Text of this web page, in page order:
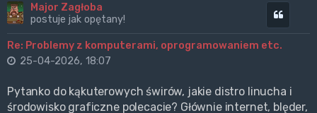
Major Zagłoba
postuje jak opętany!
Re: Problemy z komputerami, oprogramowaniem etc.
25-04-2026, 18:07
Pytanko do kąkuterowych świrów, jakie distro linucha i
środowisko graficzne polecacie? Głównie internet, blęder,